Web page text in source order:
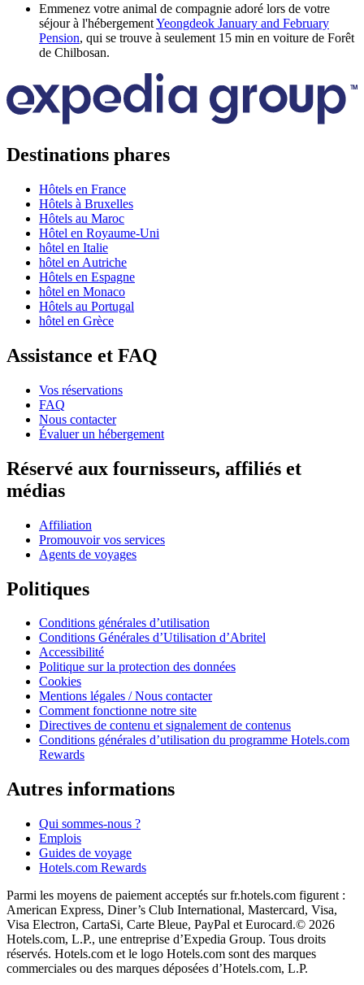
Emmenez votre animal de compagnie adoré lors de votre
séjour à l'hébergementYeongdeok January and February
Pension, qui se trouve à seulement 15 min en voiture de Forêt
de Chilbosan.
Destinations phares
Hôtels en France
Hôtels à Bruxelles
Hôtels au Maroc
Hôtel en Royaume-Uni
hôtel en Italie
hôtel en Autriche
Hôtels en Espagne
hôtel en Monaco
Hôtels au Portugal
hôtel en Grèce
Assistance et FAQ
Vos réservations
FAQ
Nous contacter
Évaluer un hébergement
Réservé aux fournisseurs, affiliés et
médias
Affiliation
Promouvoir vos services
Agents de voyages
Politiques
Conditions générales d’utilisation
Conditions Générales d’Utilisation d’Abritel
Accessibilité
Politique sur la protection des données
Cookies
Mentions légales / Nous contacter
Comment fonctionne notre site
Directives de contenu et signalement de contenus
Conditions générales d’utilisation du programme Hotels.com
Rewards
Autres informations
Qui sommes-nous ?
Emplois
Guides de voyage
Hotels.com Rewards
Parmi les moyens de paiement acceptés sur fr.hotels.com figurent :
American Express, Diner’s Club International, Mastercard, Visa,
Visa Electron, CartaSi, Carte Bleue, PayPal et Eurocard.© 2026
Hotels.com, L.P., une entreprise d’Expedia Group. Tous droits
réservés. Hotels.com et le logo Hotels.com sont des marques
commerciales ou des marques déposées d’Hotels.com, L.P.